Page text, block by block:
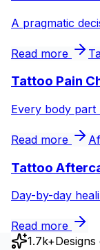
A pragmatic
Read more
Tattoo Pain
Every body part
Read more
Tattoo
Day-by-day
Read more
1.7k+